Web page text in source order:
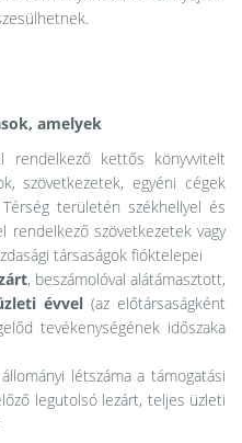
amelyek
rendelkező kettős könyvvitelt
szövetkezetek, egyéni cégek
Térség területén székhellyel és
rendelkező szövetkezetek vagy
társaságok fióktelepei
, beszámolóval alátámasztott,
évvel (az előtársaságként
tevékenységének időszaka
létszáma a támogatási
legutolsó lezárt, teljes üzleti